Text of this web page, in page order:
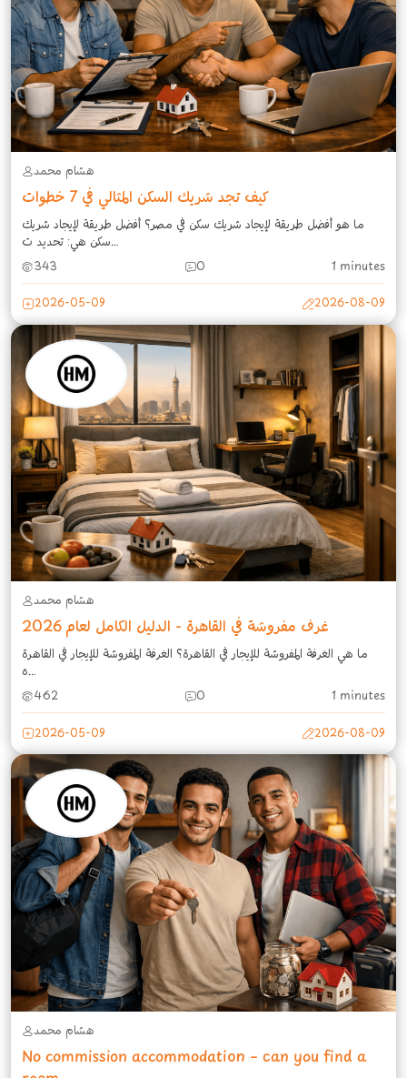
هشام محمد
كيف تجد شريك السكن المثالي في 7 خطوات
ما هو أفضل طريقة لإيجاد شريك سكن في مصر؟ أفضل طريقة لإيجاد شريك
سكن هي: تحديد ت...
343
0 1 minutes
2026-05-09 2026-08-09
هشام محمد
غرف مفروشة في القاهرة - الدليل الكامل لعام 2026
ما هي الغرفة المفروشة للإيجار في القاهرة؟ الغرفة المفروشة للإيجار في القاهرة
ه...
462
0 1 minutes
2026-05-09 2026-08-09
هشام محمد
No commission accommodation – can you find a